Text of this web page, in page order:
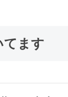
てます